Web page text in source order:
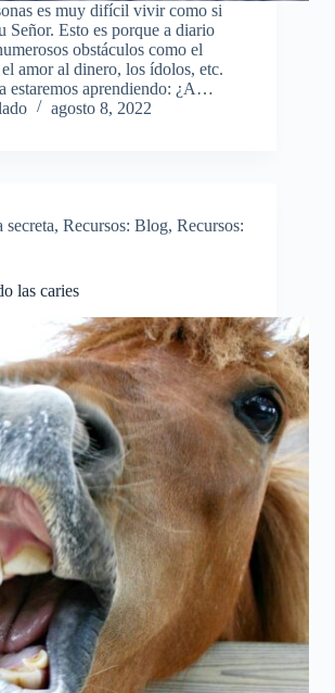
es muy difícil vivir como si
Señor. Esto es porque a diario
obstáculos como el
amor al dinero, los ídolos, etc.
estaremos aprendiendo: ¿A…
agosto 8, 2022
, Recursos: Blog, Recursos:
las caries